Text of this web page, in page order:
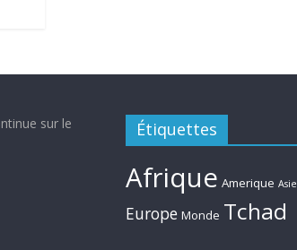
sur le
Étiquettes
Afrique Amerique Asie
Europe Monde Tchad